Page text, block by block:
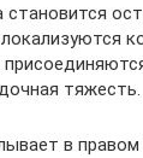
тяжесть.
в правом